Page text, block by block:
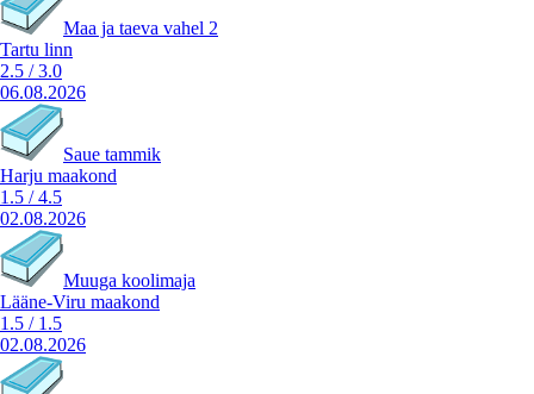
Maa ja taeva vahel 2
Tartu linn
2.5 /3.0
06.08.2026
Saue tammik
Harju maakond
1.5 /4.5
02.08.2026
Muuga koolimaja
Lääne-Viru maakond
1.5 / 1.5
02.08.2026